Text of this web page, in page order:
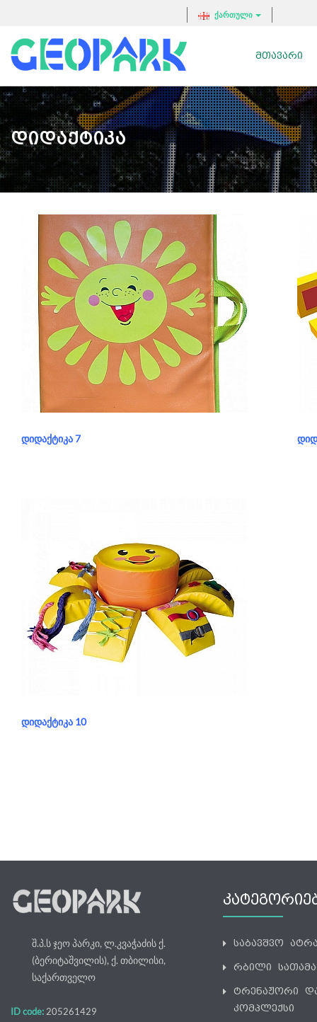
ქართული
ᲛᲗᲐᲕᲐᲠᲘ
Დიდაქტიკა
ᲓᲘᲓᲐᲥᲢᲘᲙᲐ 7
ᲓᲘᲓᲐᲥᲢᲘᲙᲐ 10
შ.პ.ს ჯეო პარკი, ლ.კვაჭაძის ქ.
(ბერიტაშვილის), ქ. თბილისი,
საქართველო
ID code: 205261429
საბავშვო
რბილი
ტრენაჟორი
კომპლექსი